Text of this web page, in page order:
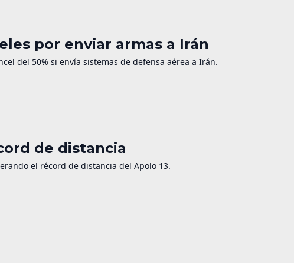
por enviar armas a Irán
del 50% si envía sistemas de defensa aérea a Irán.
de distancia
el récord de distancia del Apolo 13.